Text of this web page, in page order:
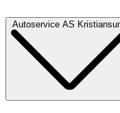
Autoservice AS